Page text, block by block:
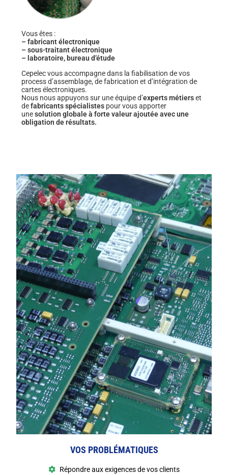
Vous êtes :
– fabricant électronique
– sous-traitant électronique
– laboratoire, bureau d’étude
Cepelec vous accompagne dans la fiabilisation de vos
process d’assemblage, de fabrication et d’intégration de
cartes électroniques.
Nous nous appuyons sur une équipe d’experts métierset
defabricants spécialistes pour vous apporter
unesolution globale à forte valeur ajoutée avec une
obligation de résultats.
VOS PROBLÉMATIQUES
Répondre aux exigences de vos clients